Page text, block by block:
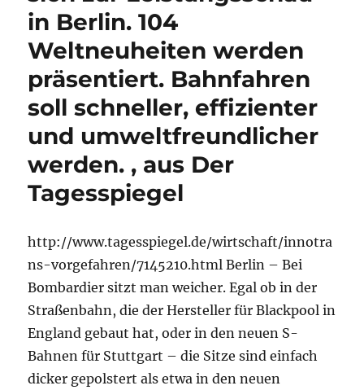
in Berlin. 104
Weltneuheiten werden
präsentiert. Bahnfahren
soll schneller, effizienter
und umweltfreundlicher
werden. , aus Der
Tagesspiegel
http://www.tagesspiegel.de/wirtschaft/innotra
ns-vorgefahren/7145210.html Berlin – Bei
Bombardier sitzt man weicher. Egal ob in der
Straßenbahn, die der Hersteller für Blackpool in
England gebaut hat, oder in den neuen S-
Bahnen für Stuttgart – die Sitze sind einfach
dicker gepolstert als etwa in den neuen